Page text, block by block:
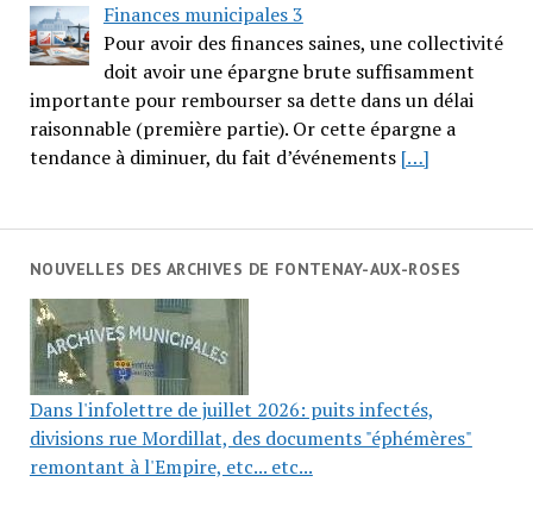
Finances municipales 3
Pour avoir des finances saines, une collectivité
doit avoir une épargne brute suffisamment
importante pour rembourser sa dette dans un délai
raisonnable (première partie). Or cette épargne a
tendance à diminuer, du fait d’événements […]
NOUVELLES DES ARCHIVES DE FONTENAY-AUX-ROSES
Dans l'infolettre de juillet 2026: puits infectés,
divisions rue Mordillat, des documents "éphémères"
remontant à l'Empire, etc... etc...